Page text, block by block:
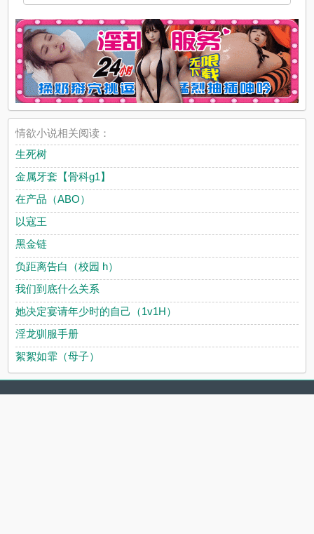
情欲小说相关阅读：
生死树
金属牙套【骨科g1】
在产品（ABO）
以寇王
黑金链
负距离告白（校园 h）
我们到底什么关系
她决定宴请年少时的自己（1v1H）
淫龙驯服手册
絮絮如霏（母子）